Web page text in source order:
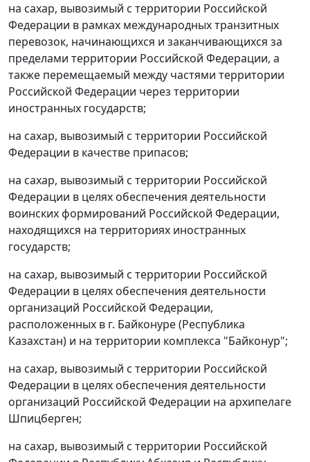
на сахар, вывозимый с территории Российской
Федерации в рамках международных транзитных
перевозок, начинающихся и заканчивающихся за
пределами территории Российской Федерации, а
также перемещаемый между частями территории
Российской Федерации через территории
иностранных государств;
на сахар, вывозимый с территории Российской
Федерации в качестве припасов;
на сахар, вывозимый с территории Российской
Федерации в целях обеспечения деятельности
воинских формирований Российской Федерации,
находящихся на территориях иностранных
государств;
на сахар, вывозимый с территории Российской
Федерации в целях обеспечения деятельности
организаций Российской Федерации,
расположенных в г. Байконуре (Республика
Казахстан) и на территории комплекса "Байконур";
на сахар, вывозимый с территории Российской
Федерации в целях обеспечения деятельности
организаций Российской Федерации на архипелаге
Шпицберген;
на сахар, вывозимый с территории Российской